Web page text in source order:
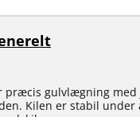
præcis gulvlægning
Kilen er stabil